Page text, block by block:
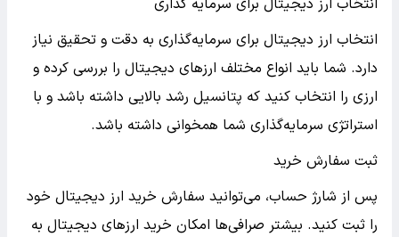
انتخاب ارز دیجیتال برای سرمایه گذاری
انتخاب ارز دیجیتال برای سرمایه‌گذاری به دقت و تحقیق نیاز
دارد. شما باید انواع مختلف ارزهای دیجیتال را بررسی کرده و
ارزی را انتخاب کنید که پتانسیل رشد بالایی داشته باشد و با
استراتژی سرمایه‌گذاری شما همخوانی داشته باشد.
ثبت سفارش خرید
پس از شارژ حساب، می‌توانید سفارش خرید ارز دیجیتال خود
را ثبت کنید. بیشتر صرافی‌ها امکان خرید ارزهای دیجیتال به